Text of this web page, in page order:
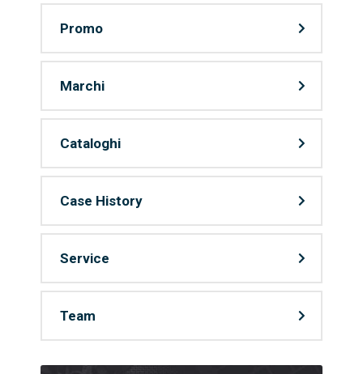
Promo
Marchi
Cataloghi
Case History
Service
Team